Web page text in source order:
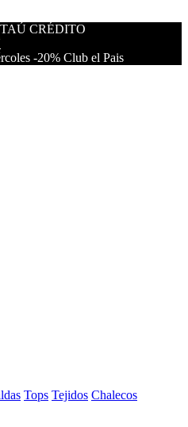
CRÉDITO
-20% Club el Pais
Tops Tejidos Chalecos